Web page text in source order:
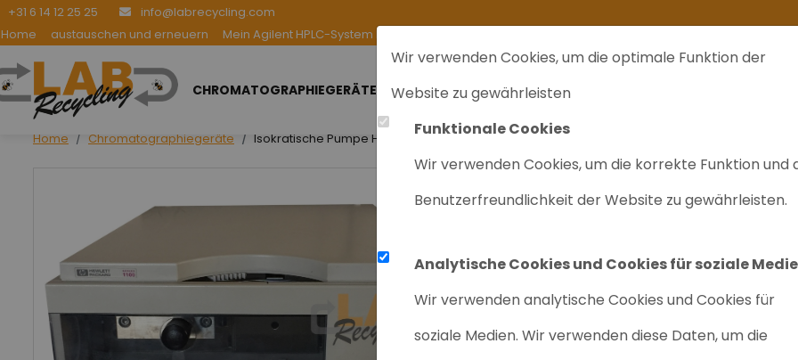
Wir verwenden Cookies, um die optimale Funktion der
Website zu gewährleisten
Funktionale Cookies
Wir verwenden Cookies, um die korrekte Funktion und
Benutzerfreundlichkeit der Website zu gewährleisten.
Analytische Cookies und Cookies für soziale
Wir verwenden analytische Cookies und Cookies für
soziale Medien. Wir verwenden diese Daten, um die
+31 6 14 12 25 25
info@labrecycling.com
Home
austauschen und erneuern Mein Agilent HPLC-System bekommt ein zweites Leben
CHROMATOGRAPHIEGERÄTE EINKAUF CHARITÄTEN
Home Chromatographiegeräte Isokratische Pumpe HPLC 1100 Serie G1310A
Artikelnr: 8012
Reparatur mit OE- und